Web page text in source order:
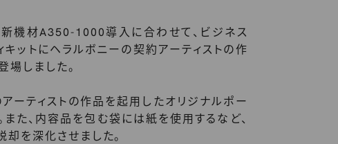
機材A350-1000導入に合わせて、ビジネス
ットにヘラルボニーの契約アーティストの作
場しました。
ーティストの作品を起用したオリジナルポー
た、内容品を包む袋には紙を使用するなど、
を深化させました。